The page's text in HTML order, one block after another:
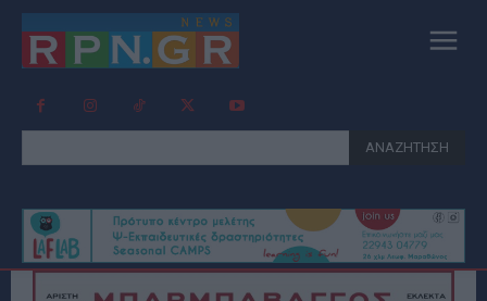
ΑΝΑΖΗΤΗΣΗ